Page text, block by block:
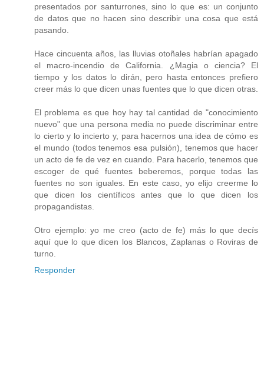
presentados por santurrones, sino lo que es: un conjunto
de datos que no hacen sino describir una cosa que está
pasando.
Hace cincuenta años, las lluvias otoñales habrían apagado
el macro-incendio de California. ¿Magia o ciencia? El
tiempo y los datos lo dirán, pero hasta entonces prefiero
creer más lo que dicen unas fuentes que lo que dicen otras.
El problema es que hoy hay tal cantidad de "conocimiento
nuevo" que una persona media no puede discriminar entre
lo cierto y lo incierto y, para hacernos una idea de cómo es
el mundo (todos tenemos esa pulsión), tenemos que hacer
un acto de fe de vez en cuando. Para hacerlo, tenemos que
escoger de qué fuentes beberemos, porque todas las
fuentes no son iguales. En este caso, yo elijo creerme lo
que dicen los científicos antes que lo que dicen los
propagandistas.
Otro ejemplo: yo me creo (acto de fe) más lo que decís
aquí que lo que dicen los Blancos, Zaplanas o Roviras de
turno.
Responder